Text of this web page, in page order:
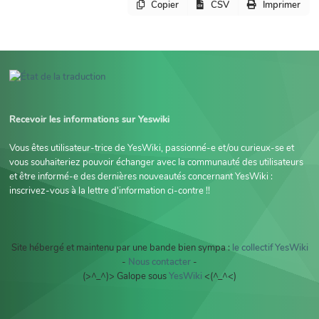
Copier CSV Imprimer
Recevoir les informations sur Yeswiki
Vous êtes utilisateur-trice de YesWiki, passionné-e et/ou curieux-se et
vous souhaiteriez pouvoir échanger avec la communauté des utilisateurs
et être informé-e des dernières nouveautés concernant YesWiki :
inscrivez-vous à la lettre d'information ci-contre !!
Site hébergé et maintenu par une bande bien sympa : le collectif YesWiki
- Nous contacter -
(>^_^)> Galope sousYesWiki <(^_^<)